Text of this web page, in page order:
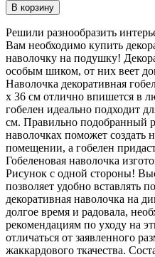
В корзину
Решили разнообразить
Вам необходимо купить
наволочку на подушку!
особым шиком, от них веет
Наволочка декоративная
х 36 см отлично впишется в
гобелен идеально подходит
см. Правильно подобранный
наволочках поможет создать
помещении, а гобелен
Гобеленовая наволочка
Рисунок с одной стороны!
позволяет удобно вставлять
декоративная наволочка на
долгое время и радовала,
рекомендациям по уходу на
отличаться от заявленного
жаккардового ткачества.